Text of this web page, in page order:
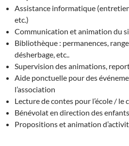
Assistance informatique
etc.)
Communication et animation du
Bibliothèque : permanences,
désherbage, etc..
Supervision des animations,
Aide ponctuelle pour des
l’association
Lecture de contes pour l’école / le
Bénévolat en direction des
Propositions et animation